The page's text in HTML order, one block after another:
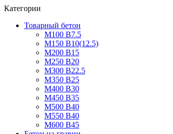
Категории
Товарный бетон
М100 В7.5
М150 В10(12.5)
М200 В15
М250 В20
М300 В22.5
М350 В25
М400 В30
М450 В35
М500 В40
М550 В40
М600 В45